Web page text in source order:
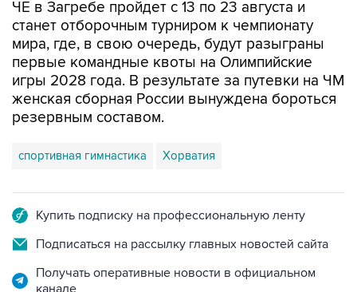
мира, где, в свою очередь, будут разыграны
первые командные квоты на Олимпийские
игры 2028 года. В результате за путевки на ЧМ
женская сборная России вынуждена бороться
резервным составом.
спортивная гимнастика Хорватия
Подписаться на рассылку главных новостей сайта
Получать оперативные новости в официальном
канале